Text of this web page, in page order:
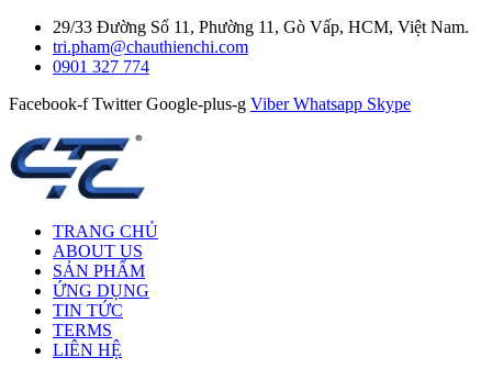
29/33 Đường Số 11, Phường 11, Gò Vấp, HCM, Việt Nam.
tri.pham@chauthienchi.com
0901 327 774
Facebook-f Twitter Google-plus-g Viber Whatsapp Skype
TRANG CHỦ
ABOUT US
SẢN PHẨM
ỨNG DỤNG
TIN TỨC
TERMS
LIÊN HỆ